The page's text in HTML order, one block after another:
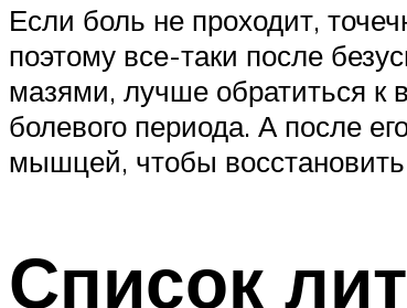
Если боль не проходит,
поэтому все-таки после
мазями, лучше обратиться к
болевого периода. А после
мышцей, чтобы
Список